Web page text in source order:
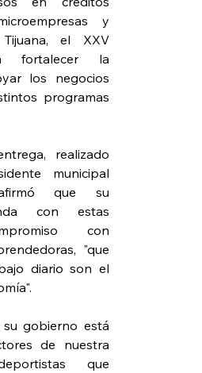
y
el XXV
fortalecer la
los negocios
programas
realizado
municipal
que su
con estas
con
"que
diario son el
su gobierno está
de nuestra
que